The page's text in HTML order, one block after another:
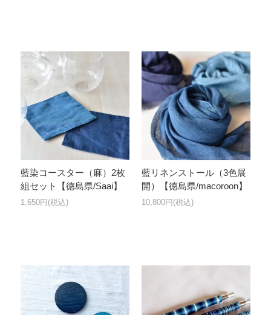
藍染コースター（麻）2枚
組セット【徳島県/Saai】
1,650円(税込)
藍リネンストール（3色展
開）【徳島県/macoroon】
10,800円(税込)